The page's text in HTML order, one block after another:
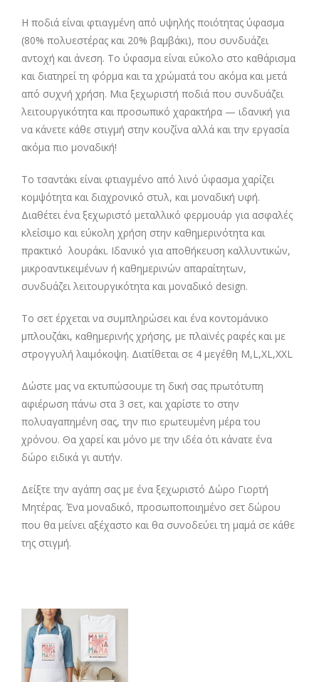
Η ποδιά είναι φτιαγμένη από υψηλής ποιότητας ύφασμα
(80% πολυεστέρας και 20% βαμβάκι), που συνδυάζει
αντοχή και άνεση. Το ύφασμα είναι εύκολο στο καθάρισμα
και διατηρεί τη φόρμα και τα χρώματά του ακόμα και μετά
από συχνή χρήση. Μια ξεχωριστή ποδιά που συνδυάζει
λειτουργικότητα και προσωπικό χαρακτήρα — ιδανική για
να κάνετε κάθε στιγμή στην κουζίνα αλλά και την εργασία
ακόμα πιο μοναδική!
Το τσαντάκι είναι φτιαγμένο από λινό ύφασμα χαρίζει
κομψότητα και διαχρονικό στυλ, και μοναδική υφή.
Διαθέτει ένα ξεχωριστό μεταλλικό φερμουάρ για ασφαλές
κλείσιμο και εύκολη χρήση στην καθημερινότητα και
πρακτικό λουράκι. Ιδανικό για αποθήκευση καλλυντικών,
μικροαντικειμένων ή καθημερινών απαραίτητων,
συνδυάζει λειτουργικότητα και μοναδικό design.
Το σετ έρχεται να συμπληρώσει και ένα κοντομάνικο
μπλουζάκι, καθημερινής χρήσης, με πλαϊνές ραφές και με
στρογγυλή λαιμόκοψη. Διατίθεται σε 4 μεγέθη M,L,XL,XXL
Δώστε μας να εκτυπώσουμε τη δική σας πρωτότυπη
αφιέρωση πάνω στα 3 σετ, και χαρίστε το στην
πολυαγαπημένη σας, την πιο ερωτευμένη μέρα του
χρόνου. Θα χαρεί και μόνο με την ιδέα ότι κάνατε ένα
δώρο ειδικά γι αυτήν.
Δείξτε την αγάπη σας με ένα ξεχωριστό Δώρο Γιορτή
Μητέρας. Ένα μοναδικό, προσωποποιημένο σετ δώρου
που θα μείνει αξέχαστο και θα συνοδεύει τη μαμά σε κάθε
της στιγμή.